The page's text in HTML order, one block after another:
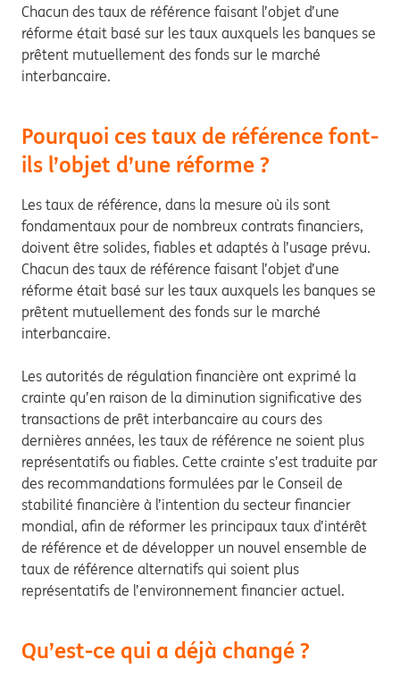
Chacun des taux de référence faisant l’objet d’une
réforme était basé sur les taux auxquels les banques se
prêtent mutuellement des fonds sur le marché
interbancaire.
Pourquoi ces taux de référence font-
ils l’objet d’une réforme ?
Les taux de référence, dans la mesure où ils sont
fondamentaux pour de nombreux contrats financiers,
doivent être solides, fiables et adaptés à l’usage prévu.
Chacun des taux de référence faisant l’objet d’une
réforme était basé sur les taux auxquels les banques se
prêtent mutuellement des fonds sur le marché
interbancaire.
Les autorités de régulation financière ont exprimé la
crainte qu’en raison de la diminution significative des
transactions de prêt interbancaire au cours des
dernières années, les taux de référence ne soient plus
représentatifs ou fiables. Cette crainte s’est traduite par
des recommandations formulées par le Conseil de
stabilité financière à l’intention du secteur financier
mondial, afin de réformer les principaux taux d’intérêt
de référence et de développer un nouvel ensemble de
taux de référence alternatifs qui soient plus
représentatifs de l’environnement financier actuel.
Qu’est-ce qui a déjà changé ?